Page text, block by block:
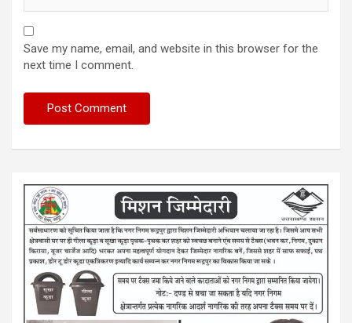
Save my name, email, and website in this browser for the
next time I comment.